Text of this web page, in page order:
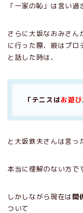
「一家の恥」は言い過
さらに大坂なおみさ
に行った際、娘はプロ
と話した時は、
「テニスはお遊び
と大坂鉄夫さんは言っ
本当に理解のない方で
しかしながら現在は 関
ついて